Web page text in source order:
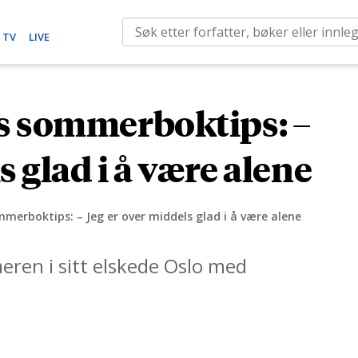
TV LIVE
e
c
h
f
o
sommerboktips: –
glad i å være alene
– Jeg er over middels glad i å være alene
i sitt elskede Oslo med